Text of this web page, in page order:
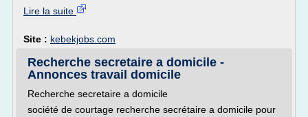
Lire la suite
Site : kebekjobs.com
Recherche secretaire a domicile -
Annonces travail domicile
Recherche secretaire a domicile
société de courtage recherche secrétaire a domicile pour